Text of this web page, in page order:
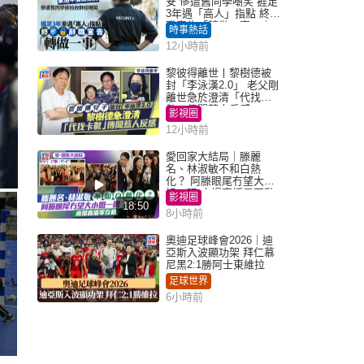
3年遇「高人」指點 終辭
職宣告「轉做一事」｜
Juicy叮
時事熱話
12小時前
黎彼得離世丨黎樹德被
封「李泳漢2.0」 老父剛
離世急於澄清「代找卡
數」傳聞惹人反感
影視圈
12小時前
18:50
愛回家大結局｜滕麗
名、林淑敏不和白熱
化？ 阿滕眼尾冇望大小
姐一眼 商場直播零互動
影視圈
8小時前
奧迪足球峰會2026｜迪
亞斯入波顯功架 拜仁慕
尼黑2:1勝阿士東維拉
足球世界
6小時前